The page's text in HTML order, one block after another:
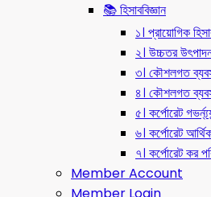
📚 হিসাববিজ্ঞান
১। প্রায়োগিক
২। উচ্চতর উৎপাদন
৩। কৌশলগত
৪। কৌশলগত
৫। কর্পোরেট
৬। কর্পোরেট
৭। কর্পোরেট কর
Member Account